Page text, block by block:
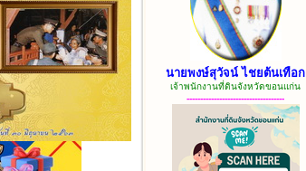
นายพงษ์สุวัจน์ ไชยต้นเทือก
เจ้าพนักงานที่ดินจังหวัดขอนแก่น
------------------------------------